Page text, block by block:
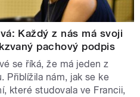
Každý z nás má svoji
pachový podpis
se říká, že má jeden z
Přiblížila nám, jak se ke
které studovala ve Francii,